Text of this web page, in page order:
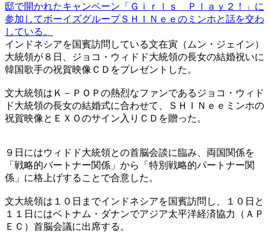
邸で開かれたキャンペーン「Ｇｉｒｌｓ Ｐｌａｙ２！」に
参加してボーイズグループＳＨＩＮｅｅのミンホと話を交わ
している。
インドネシアを国賓訪問している文在寅（ムン・ジェイン）
大統領が８日、ジョコ・ウィドド大統領の長女の結婚祝いに
韓国歌手の祝賀映像ＣＤをプレゼントした。
文大統領はＫ－ＰＯＰの熱烈なファンであるジョコ・ウィド
ド大統領の長女の結婚式に合わせて、ＳＨＩＮｅｅミンホの
祝賀映像とＥＸＯのサイン入りＣＤを贈った。
９日にはウィドド大統領との首脳会談に臨み、両国関係を
「戦略的パートナー関係」から「特別戦略的パートナー関
係」に格上げすることで合意した。
文大統領は１０日までインドネシアを国賓訪問し、１０日と
１１日にはベトナム・ダナンでアジア太平洋経済協力（ＡＰ
ＥＣ）首脳会議に出席する。